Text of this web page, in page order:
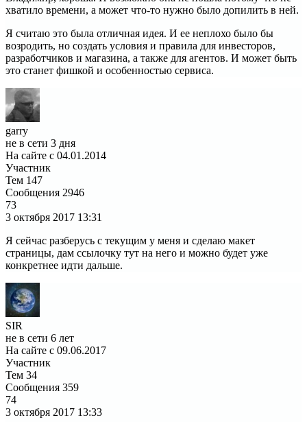
хватило времени, а может что-то нужно было допилить в ней.
Я считаю это была отличная идея. И ее неплохо было бы
возродить, но создать условия и правила для инвесторов,
разработчиков и магазина, а также для агентов. И может быть
это станет фишкой и особенностью сервиса.
garry
не в сети 3 дня
На сайте с 04.01.2014
Участник
Тем 147
Сообщения 2946
73
3 октября 2017 13:31
Я сейчас разберусь с текущим у меня и сделаю макет
страницы, дам ссылочку тут на него и можно будет уже
конкретнее идти дальше.
SIR
не в сети 6 лет
На сайте с 09.06.2017
Участник
Тем 34
Сообщения 359
74
3 октября 2017 13:33